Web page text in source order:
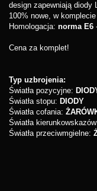
design zapewniają diody
100% nowe, w
Homologacja: norma E6
Cena za komplet!
Typ uzbrojenia:
Światła pozycyjne:
Światła stopu: DIODY
Światła cofania:
Światła
Światła przeciwmgielne: